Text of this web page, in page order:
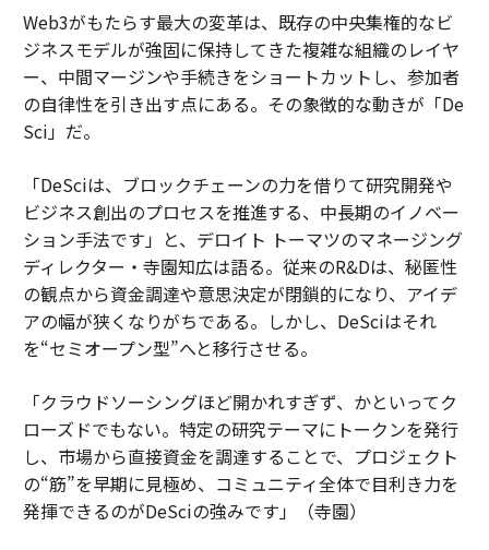
Web3がもたらす最大の変革は、既存の中央集権的なビ
ジネスモデルが強固に保持してきた複雑な組織のレイヤ
ー、中間マージンや手続きをショートカットし、参加者
の自律性を引き出す点にある。その象徴的な動きが「De
Sci」だ。
「DeSciは、ブロックチェーンの力を借りて研究開発や
ビジネス創出のプロセスを推進する、中長期のイノベー
ション手法です」と、デロイト トーマツのマネージング
ディレクター・寺園知広は語る。従来のR&Dは、秘匿性
の観点から資金調達や意思決定が閉鎖的になり、アイデ
アの幅が狭くなりがちである。しかし、DeSciはそれ
を“セミオープン型”へと移行させる。
「クラウドソーシングほど開かれすぎず、かといってク
ローズドでもない。特定の研究テーマにトークンを発行
し、市場から直接資金を調達することで、プロジェクト
の“筋”を早期に見極め、コミュニティ全体で目利き力を
発揮できるのがDeSciの強みです」（寺園）